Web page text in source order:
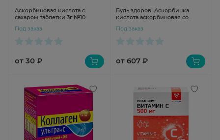
Аскорбиновая кислота с
сахаром таблетки 3г №10
Под заказ
от 30 ₽
Будь здоров! Аскорбинка
кислота аскорбиновая со
порошок пакет 500мг №30
Под заказ
от 607 ₽